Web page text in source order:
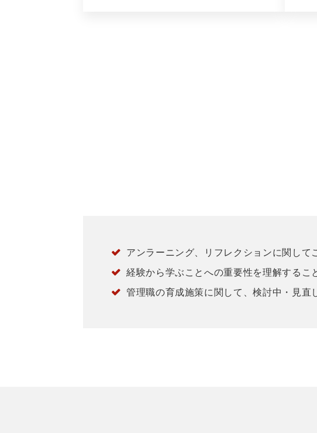
アンラーニング、リフレクションに関して
経験から学ぶことへの重要性を理解するこ
管理職の育成施策に関して、検討中・見直